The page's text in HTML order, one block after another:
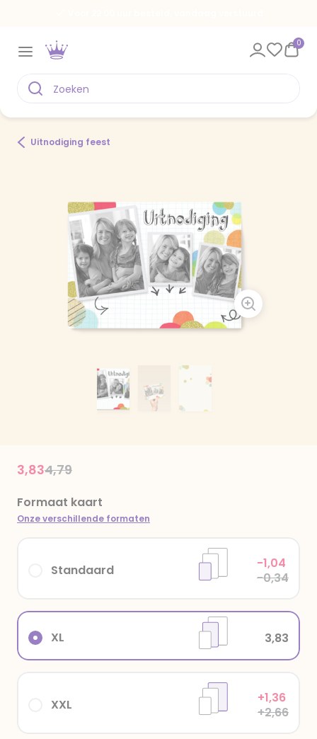
0
Uitnodiging feest
Price reduced from
4,79to
3,83
Formaat kaart
Onze verschillende formaten
XXL
+1,36
+2,66
XL 3,83
Standaard
-1,04
-0,34